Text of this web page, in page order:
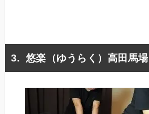
悠楽（ゆうらく）高田馬場